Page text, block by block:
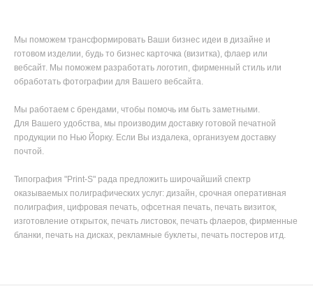
Мы поможем трансформировать Ваши бизнес идеи в дизайне и
готовом изделии, будь то бизнес карточка (визитка), флаер или
вебсайт. Мы поможем разработать логотип, фирменный стиль или
обработать фотографии для Вашего вебсайта.
Мы работаем с брендами, чтобы помочь им быть заметными.
Для Вашего удобства, мы производим доставку готовой печатной
продукции по Нью Йорку. Если Вы издалека, организуем доставку
почтой.
Типография "Print-S" рада предложить широчайший спектр
оказываемых полиграфических услуг: дизайн, срочная оперативная
полиграфия, цифровая печать, офсетная печать, печать визиток,
изготовление открыток, печать листовок, печать флаеров, фирменные
бланки, печать на дисках, рекламные буклеты, печать постеров итд.